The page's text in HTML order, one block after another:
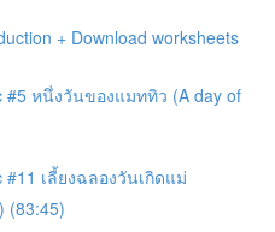
+ Download worksheets
#5 หนึ่งวันของแมททิว (A day of
#11 เลี้ยงฉลองวันเกิดแม่
(83:45)